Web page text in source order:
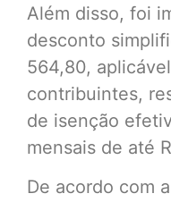
Além disso, foi
desconto
564,80,
contribuintes,
de isenção
mensais de até
De acordo com